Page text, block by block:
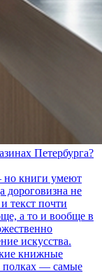
Петербурга?
но книги умеют
дороговизна не
текст почти
а то и вообще в
искусства.
книжные
полках — самые